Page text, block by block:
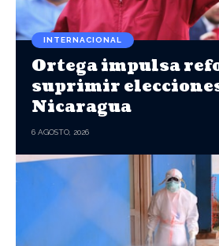
INTERNACIONAL
Ortega impulsa
suprimir
Nicaragua
6 AGOSTO, 2026